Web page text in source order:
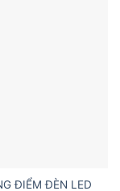
ĐIỂM ĐÈN LED